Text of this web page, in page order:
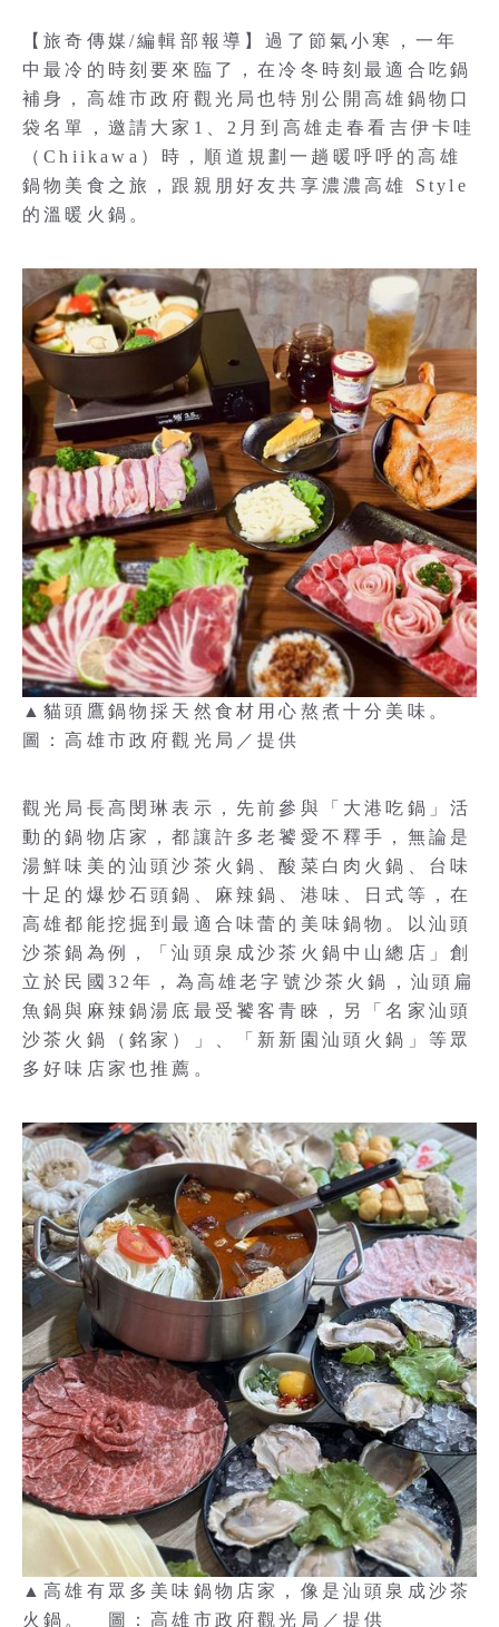
【旅奇傳媒/編輯部報導】過了節氣小寒，一年
中最冷的時刻要來臨了，在冷冬時刻最適合吃鍋
補身，高雄市政府觀光局也特別公開高雄鍋物口
袋名單，邀請大家1、2月到高雄走春看吉伊卡哇
（Chiikawa）時，順道規劃一趟暖呼呼的高雄
鍋物美食之旅，跟親朋好友共享濃濃高雄 Style
的溫暖火鍋。
▲貓頭鷹鍋物採天然食材用心熬煮十分美味。
圖：高雄市政府觀光局／提供
觀光局長高閔琳表示，先前參與「大港吃鍋」活
動的鍋物店家，都讓許多老饕愛不釋手，無論是
湯鮮味美的汕頭沙茶火鍋、酸菜白肉火鍋、台味
十足的爆炒石頭鍋、麻辣鍋、港味、日式等，在
高雄都能挖掘到最適合味蕾的美味鍋物。以汕頭
沙茶鍋為例，「汕頭泉成沙茶火鍋中山總店」創
立於民國32年，為高雄老字號沙茶火鍋，汕頭扁
魚鍋與麻辣鍋湯底最受饕客青睞，另「名家汕頭
沙茶火鍋（銘家）」、「新新園汕頭火鍋」等眾
多好味店家也推薦。
▲高雄有眾多美味鍋物店家，像是汕頭泉成沙茶
火鍋。 圖：高雄市政府觀光局／提供